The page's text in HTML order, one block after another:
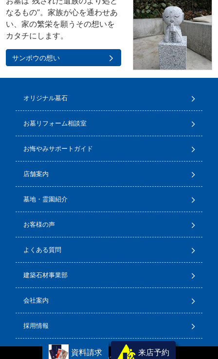
なるもの”。家族が心を通わせあ
い、家の繁栄を願うその想いを
カタチにします。
サンポウの想い
オリジナル墓石
お墓リフォーム相談室
お悔やみサポートガイド
店舗案内
墓地・霊園紹介
お客様の声
よくある質問
建築石材事業部
会社案内
採用情報
資料請求 来店予約